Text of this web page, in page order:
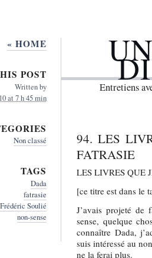
Entretiens
94. LES
FATRASIE
LES LIVRES QUE
[ce titre est dans le
J’avais projeté
sense, quelque
connaître Dada,
suis intéressé au
ne la ferai plus.
« HOME
POST
Written by
at 7 h 45 min
Non classé
TAGS
Dada
fatrasie
Frédéric Soulié
non-sense